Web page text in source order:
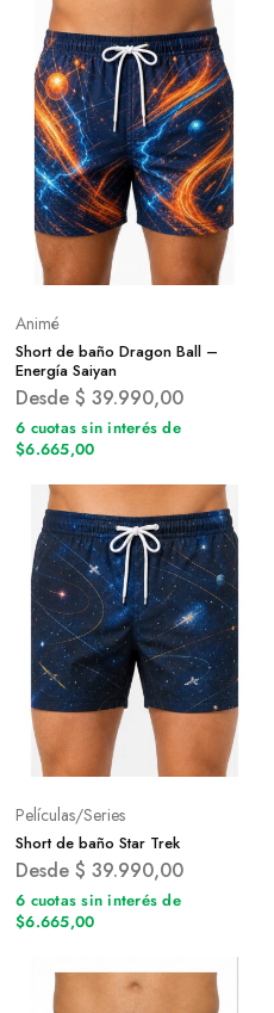
Animé
Short de baño Dragon Ball –
Energía Saiyan
Desde $ 39.990,00
6 cuotas sin interés de
$6.665,00
Películas/Series
Short de baño Star Trek
Desde $ 39.990,00
6 cuotas sin interés de
$6.665,00